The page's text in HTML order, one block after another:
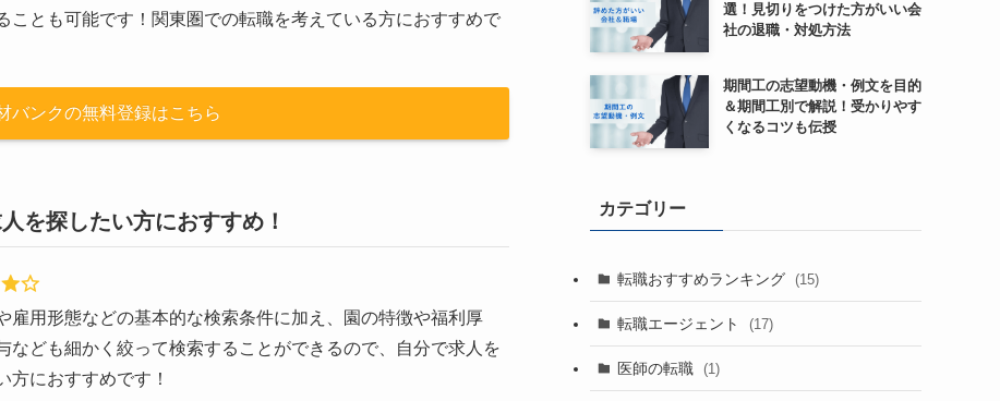
ことも可能です！関東圏での転職を考えている方におすすめで
バンクの無料登録はこちら
を探したい方におすすめ！
雇用形態などの基本的な検索条件に加え、園の特徴や福利厚
なども細かく絞って検索することができるので、自分で求人を
方におすすめです！
選！見切りをつけた方がいい会
社の退職・対処方法
期間工の志望動機・例文を目的
＆期間工別で解説！受かりやす
くなるコツも伝授
カテゴリー
転職おすすめランキング (15)
転職エージェント (17)
医師の転職 (1)